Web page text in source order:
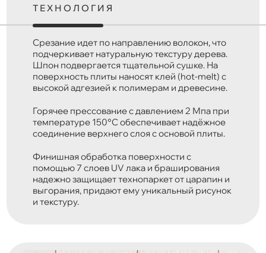
ТЕХНОЛОГИЯ
Срезание идет по направлению волокон, что
подчеркивает натуральную текстуру дерева.
Шпон подвергается тщательной сушке. На
поверхность плиты наносят клей (hot-melt) с
высокой адгезией к полимерам и древесине.
Горячее прессование с давлением 2 Мпа при
температуре 150°C обеспечивает надёжное
соединение верхнего слоя с основой плиты.
Финишная обработка поверхности с
помощью 7 слоев UV лака и браширования
надежно защищает технопаркет от царапин и
выгорания, придают ему уникальный рисунок
и текстуру.